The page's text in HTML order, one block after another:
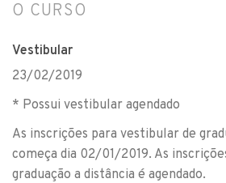
O CURSO
Vestibular
23/02/2019
* Possui vestibular agendado
As inscrições para vestibular de
começa dia 02/01/2019. As
graduação a distância é agendado.